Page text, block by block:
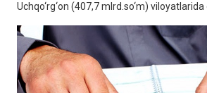
Uchqo‘rg‘on (407,7 mlrd.so‘m) viloyatlarida